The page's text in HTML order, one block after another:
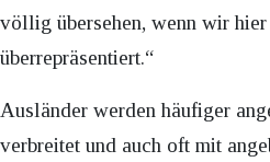
völlig übersehen, wenn wir hier
überrepräsentiert.“
Ausländer werden häufiger
verbreitet und auch oft mit